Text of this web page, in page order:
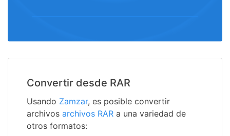
Convertir desde RAR
Usando Zamzar, es posible convertir
archivos archivos RAR a una variedad de
otros formatos: